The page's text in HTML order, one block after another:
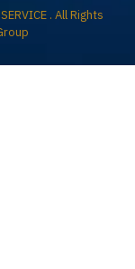
. All Rights